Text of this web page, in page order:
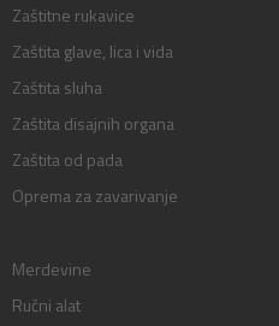
Zaštitne rukavice
Zaštita glave, lica i vida
Zaštita sluha
Zaštita disajnih organa
Zaštita od pada
Oprema za zavarivanje
Merdevine
Ručni alat